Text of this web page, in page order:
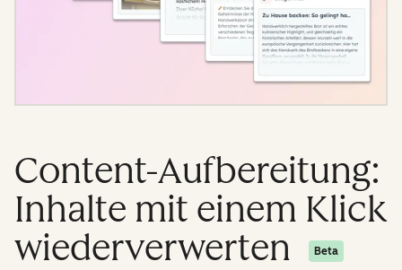
Content-Aufbereitung:
Inhalte mit einem Klick
wiederverwerten
Beta